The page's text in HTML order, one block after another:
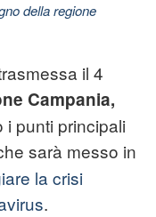
della regione
il 4
Campania,
punti principali
sarà messo in
la crisi
.